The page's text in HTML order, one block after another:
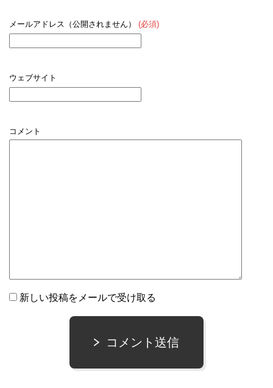
メールアドレス（公開されません） (必須)
ウェブサイト
コメント
新しい投稿をメールで受け取る
コメント送信